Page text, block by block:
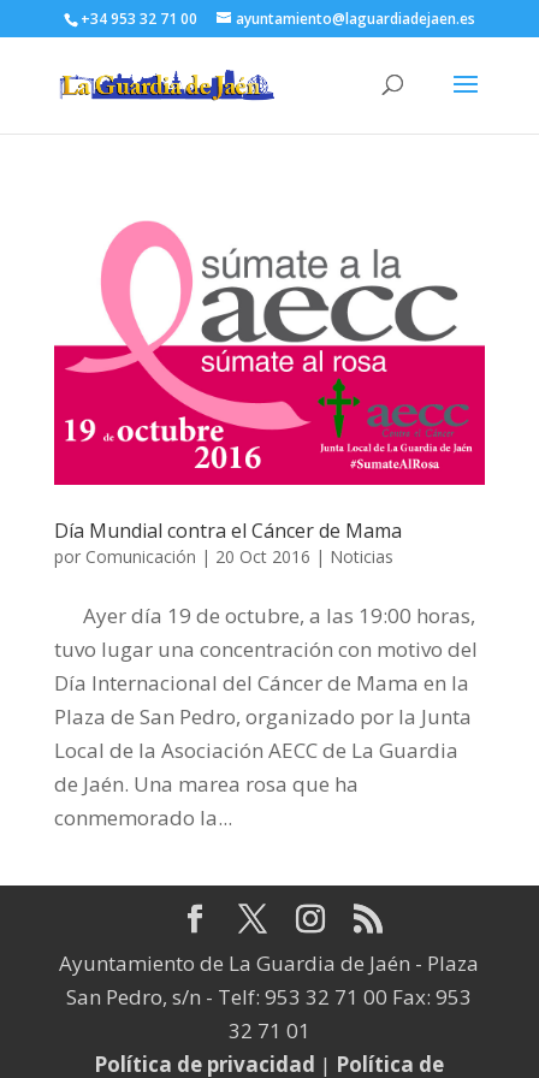
+34 953 32 71 00 ayuntamiento@laguardiadejaen.es
Día Mundial contra el Cáncer de Mama
por Comunicación | 20 Oct 2016 | Noticias
Ayer día 19 de octubre, a las 19:00 horas,
tuvo lugar una concentración con motivo del
Día Internacional del Cáncer de Mama en la
Plaza de San Pedro, organizado por la Junta
Local de la Asociación AECC de La Guardia
de Jaén. Una marea rosa que ha
conmemorado la...
Ayuntamiento de La Guardia de Jaén - Plaza
San Pedro, s/n - Telf: 953 32 71 00 Fax: 953
32 71 01
Política de privacidad | Política de